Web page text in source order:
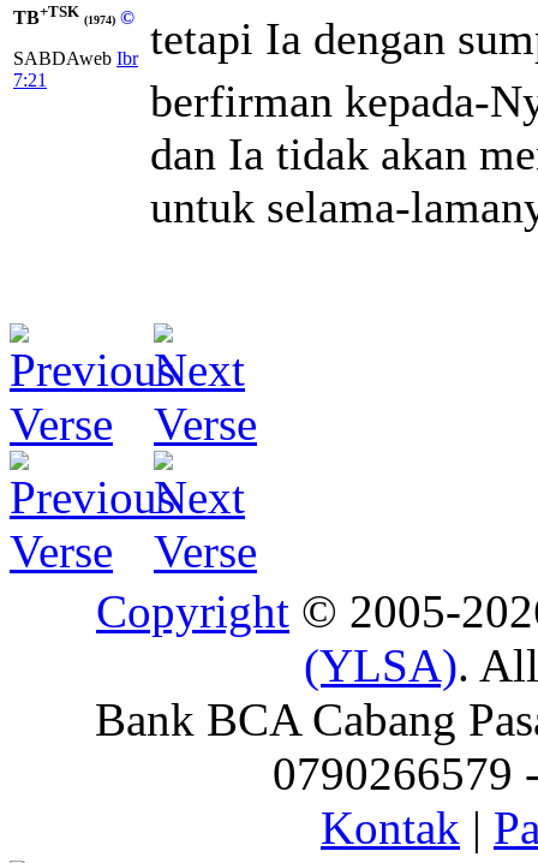
TB+TSK (1974) ©
SABDAweb Ibr
7:21
tetapi Ia dengan
berfirman kepada-
dan Ia tidak akan
untuk selama-
Copyright © 2005-
(YLSA).
Bank BCA Cabang
0790266579
Kontak |